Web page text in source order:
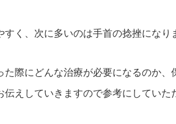
く、次に多いのは手首の捻挫になり
際にどんな治療が必要になるのか、
えしていきますので参考にしていた